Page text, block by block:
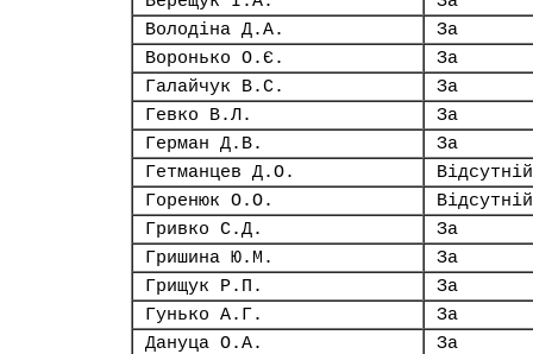
Володіна Д.А.
За
Воронько О.Є.
За
Галайчук В.С.
За
Гевко В.Л.
За
Герман Д.В.
За
Гетманцев Д.О.
Відсутній
Горенюк О.О.
Відсутній
Гривко С.Д.
За
Гришина Ю.М.
За
Грищук Р.П.
За
Гунько А.Г.
За
Дануца О.А.
За